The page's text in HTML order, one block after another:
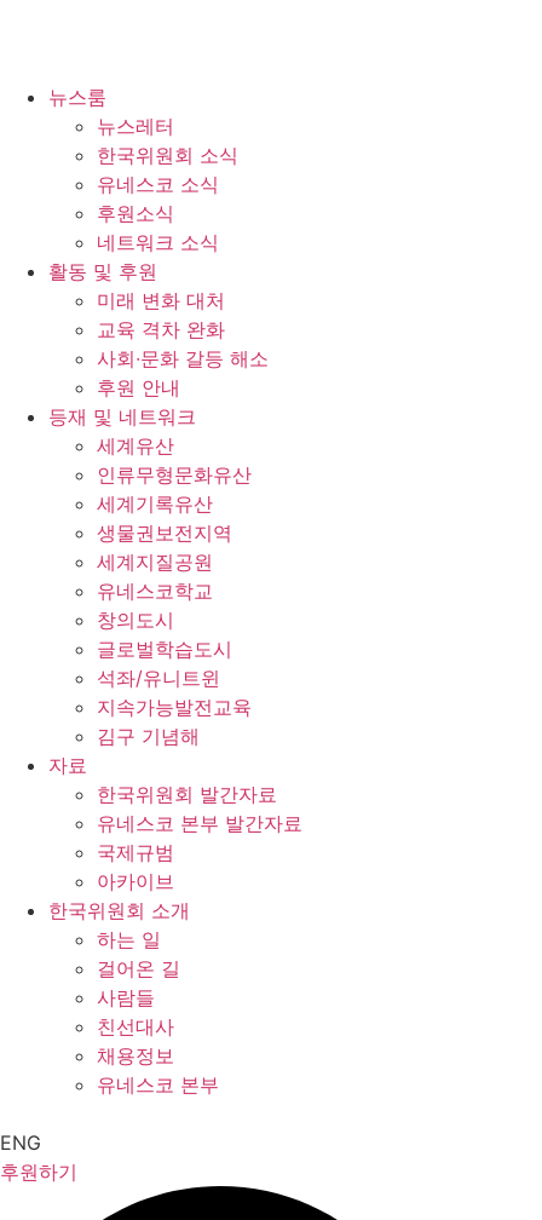
뉴스룸
뉴스레터
한국위원회 소식
유네스코 소식
후원소식
네트워크 소식
활동 및 후원
미래 변화 대처
교육 격차 완화
사회∙문화 갈등 해소
후원 안내
등재 및 네트워크
세계유산
인류무형문화유산
세계기록유산
생물권보전지역
세계지질공원
유네스코학교
창의도시
글로벌학습도시
석좌/유니트윈
지속가능발전교육
김구 기념해
자료
한국위원회 발간자료
유네스코 본부 발간자료
국제규범
아카이브
한국위원회 소개
하는 일
걸어온 길
사람들
친선대사
채용정보
유네스코 본부
ENG
후원하기